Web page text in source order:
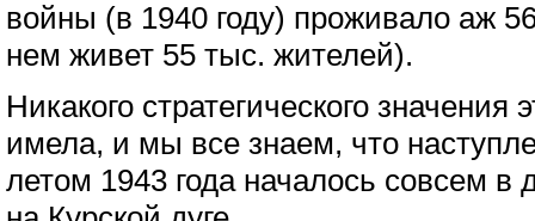
войны (в 1940 году) проживало аж
нем живет 55 тыс. жителей).
Никакого стратегического значения
имела, и мы все знаем, что
летом 1943 года началось совсем в